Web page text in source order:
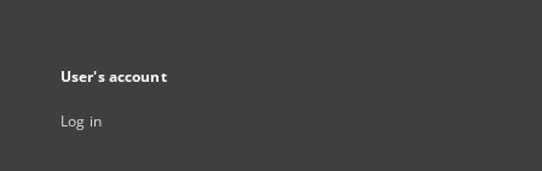
User's account
Log in